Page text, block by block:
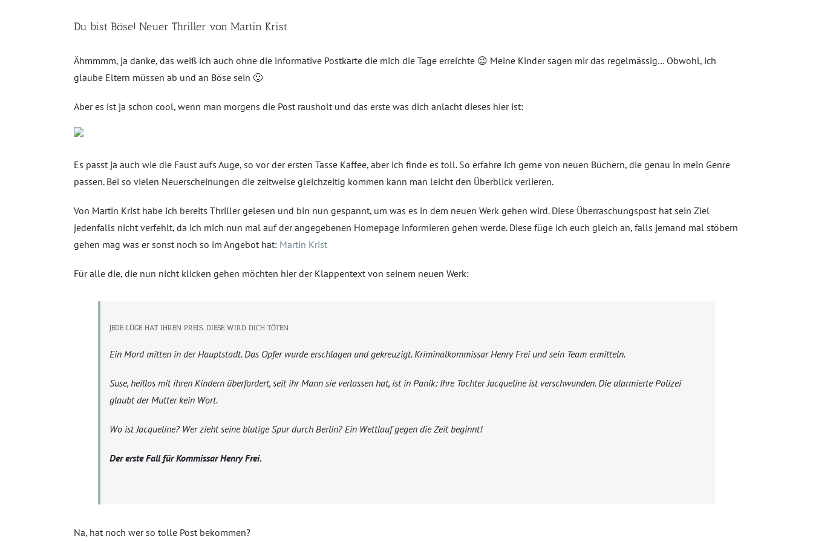
Bild
Du bist Böse! Neuer Thriller von Martin Krist
Ähmmmm, ja danke, das weiß ich auch ohne die informative Postkarte die mich die Tage erreichte 😉 Meine Kinder sagen mir das regelmässig… Obwohl, ich
glaube Eltern müssen ab und an Böse sein 🙂
Aber es ist ja schon cool, wenn man morgens die Post rausholt und das erste was dich anlacht dieses hier ist:
Es passt ja auch wie die Faust aufs Auge, so vor der ersten Tasse Kaffee, aber ich finde es toll. So erfahre ich gerne von neuen Büchern, die genau in mein Genre
passen. Bei so vielen Neuerscheinungen die zeitweise gleichzeitig kommen kann man leicht den Überblick verlieren.
Von Martin Krist habe ich bereits Thriller gelesen und bin nun gespannt, um was es in dem neuen Werk gehen wird. Diese Überraschungspost hat sein Ziel
jedenfalls nicht verfehlt, da ich mich nun mal auf der angegebenen Homepage informieren gehen werde. Diese füge ich euch gleich an, falls jemand mal stöbern
gehen mag was er sonst noch so im Angebot hat: Martin Krist
Für alle die, die nun nicht klicken gehen möchten hier der Klappentext von seinem neuen Werk:
JEDE LÜGE HAT IHREN PREIS. DIESE WIRD DICH TÖTEN.
Ein Mord mitten in der Hauptstadt. Das Opfer wurde erschlagen und gekreuzigt. Kriminalkommissar Henry Frei und sein Team ermitteln.
Suse, heillos mit ihren Kindern überfordert, seit ihr Mann sie verlassen hat, ist in Panik: Ihre Tochter Jacqueline ist verschwunden. Die alarmierte Polizei
glaubt der Mutter kein Wort.
Wo ist Jacqueline? Wer zieht seine blutige Spur durch Berlin? Ein Wettlauf gegen die Zeit beginnt!
Der erste Fall für Kommissar Henry Frei.
Na, hat noch wer so tolle Post bekommen?